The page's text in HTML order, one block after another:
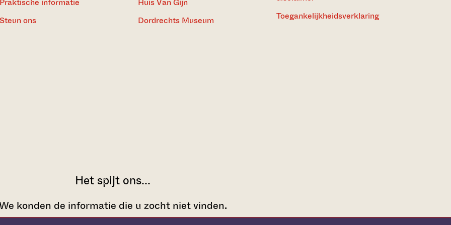
Steun ons
Dordrechts Museum
Toegankelijkheidsverklaring